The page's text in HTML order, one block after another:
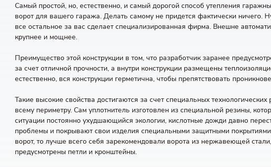
Самый простой, но, естественно, и самый дорогой способ утепления
ворот для вашего гаража. Делать самому не придется фактически ничего.
все остальное за вас сделает специализированная фирма. Внешне
крупнее и мощнее.
Преимущество этой конструкции в том, что разработчик заранее
за счет отличной прочности, а внутри конструкции размещены
естественно, вся конструкции герметична, чтобы препятствовать
Такие высокие свойства достигаются за счет специальных
всему периметру. Сам уплотнитель изготовлен из специальной резины,
ситуации постоянно ухудшающийся экологии, кислотные дожди давно
проблемы и покрывают свои изделия специальными защитными
ворот, то лучше всего себя зарекомендовали ворота из нержавеющей
предусмотрены петли и кронштейны.